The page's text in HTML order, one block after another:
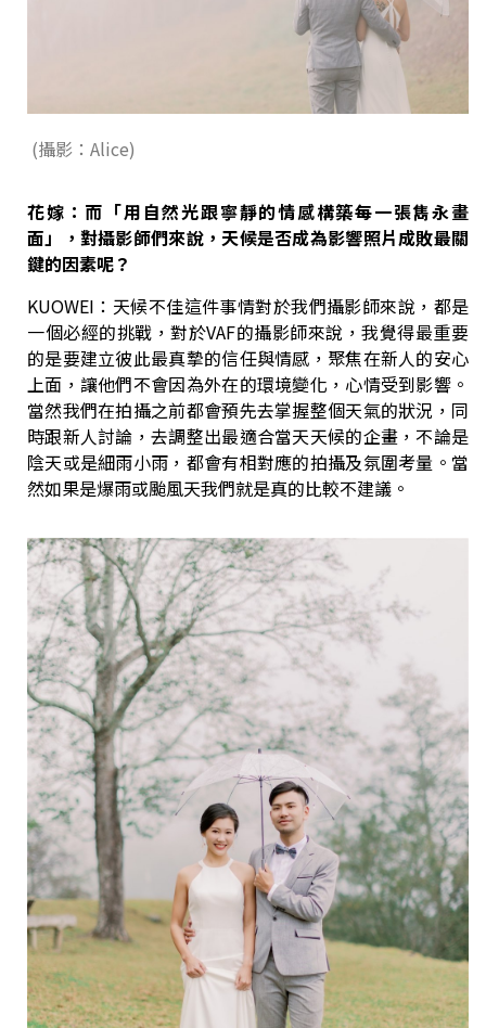
(攝影：Alice)
花嫁：而「用自然光跟寧靜的情感構築每一張雋永畫
面」，對攝影師們來說，天候是否成為影響照片成敗最關
鍵的因素呢？
KUOWEI：天候不佳這件事情對於我們攝影師來說，都是
一個必經的挑戰，對於VAF的攝影師來說，我覺得最重要
的是要建立彼此最真摯的信任與情感，聚焦在新人的安心
上面，讓他們不會因為外在的環境變化，心情受到影響。
當然我們在拍攝之前都會預先去掌握整個天氣的狀況，同
時跟新人討論，去調整出最適合當天天候的企畫，不論是
陰天或是細雨小雨，都會有相對應的拍攝及氛圍考量。當
然如果是爆雨或颱風天我們就是真的比較不建議。